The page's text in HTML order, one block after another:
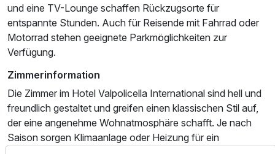
und eine TV-Lounge schaffen Rückzugsorte für
entspannte Stunden. Auch für Reisende mit Fahrrad oder
Motorrad stehen geeignete Parkmöglichkeiten zur
Verfügung.
Zimmerinformation
Die Zimmer im Hotel Valpolicella International sind hell und
freundlich gestaltet und greifen einen klassischen Stil auf,
der eine angenehme Wohnatmosphäre schafft. Je nach
Saison sorgen Klimaanlage oder Heizung für ein